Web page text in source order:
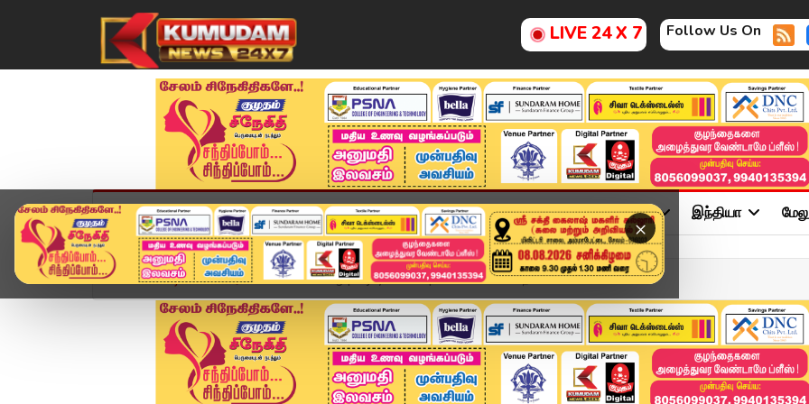
LIVE 24 X 7 Follow Us On
×
முகப்பு விளையாட்டு அண்மை தமிழ்நாடு சினிமா அரசியல் விளையாட்டு இந்தியா
Home வீடியோ ஸ்டோரி TVK Meeting |"Vijay's Fire Speech “2026 -ல் நாம...